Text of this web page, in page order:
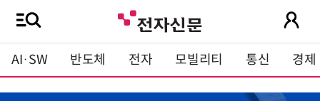
AI·SW 반도체 전자 모빌리티 통신 경제